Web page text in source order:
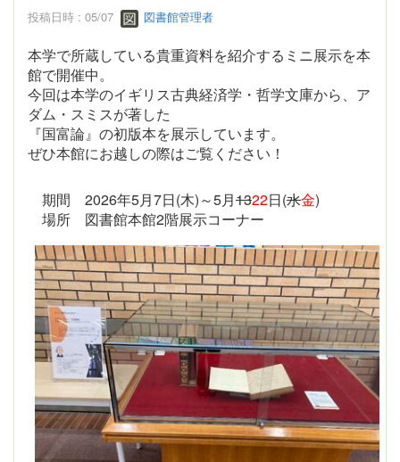
投稿日時 : 05/07 図書館管理者
本学で所蔵している貴重資料を紹介するミニ展示を本
館で開催中。
今回は本学のイギリス古典経済学・哲学文庫から、ア
ダム・スミスが著した
『国富論』の初版本を展示しています。
ぜひ本館にお越しの際はご覧ください！
期間 2026年5月7日(木)～5月1322日(水金)
場所 図書館本館2階展示コーナー